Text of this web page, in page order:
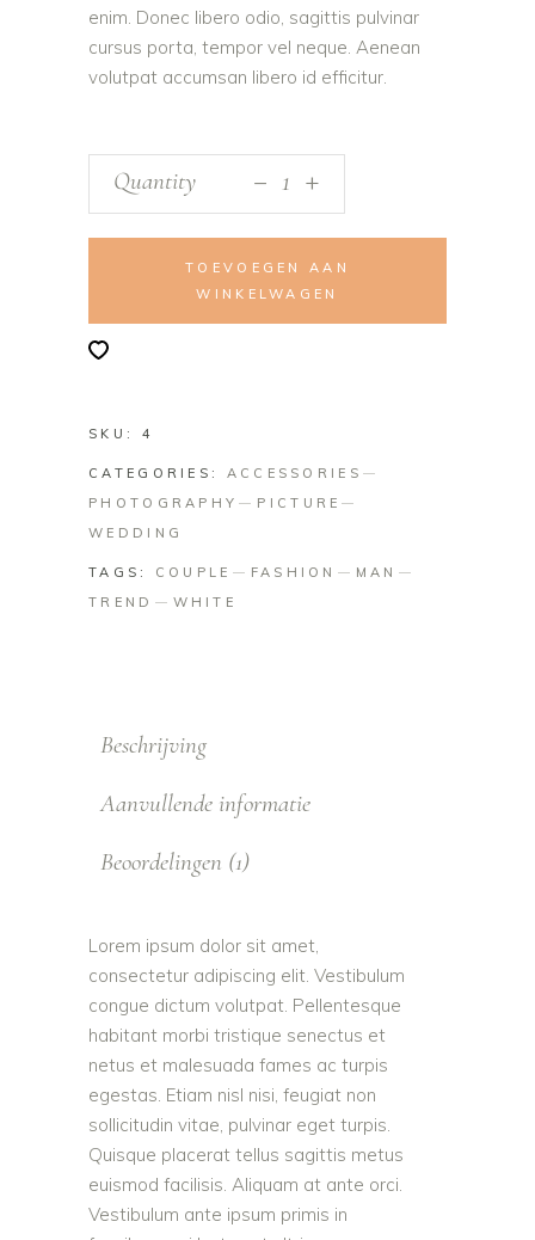
enim. Donec libero odio, sagittis pulvinar
cursus porta, tempor vel neque. Aenean
volutpat accumsan libero id efficitur.
Quantity +
TOEVOEGEN AAN
WINKELWAGEN
SKU: 4
CATEGORIES: ACCESSORIES
PHOTOGRAPHY
PICTURE
WEDDING
TAGS: COUPLE FASHION
MAN
TREND
WHITE
Beschrijving
Aanvullende informatie
Beoordelingen (1)
Lorem ipsum dolor sit amet,
consectetur adipiscing elit. Vestibulum
congue dictum volutpat. Pellentesque
habitant morbi tristique senectus et
netus et malesuada fames ac turpis
egestas. Etiam nisl nisi, feugiat non
sollicitudin vitae, pulvinar eget turpis.
Quisque placerat tellus sagittis metus
euismod facilisis. Aliquam at ante orci.
Vestibulum ante ipsum primis in